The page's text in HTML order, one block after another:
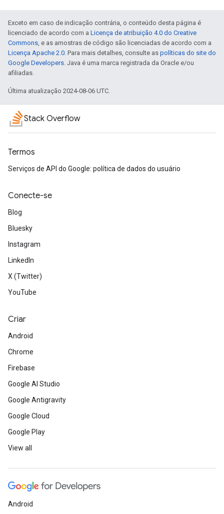
Exceto em caso de indicação contrária, o conteúdo desta página é
licenciado de acordo com a Licença de atribuição 4.0 do Creative
Commons, e as amostras de código são licenciadas de acordo com a
Licença Apache 2.0. Para mais detalhes, consulte as políticas do site do
Google Developers. Java é uma marca registrada da Oracle e/ou
afiliadas.
Última atualização 2024-08-06 UTC.
Stack Overflow
Termos
Serviços de API do Google: política de dados do usuário
Conecte-se
Blog
Bluesky
Instagram
LinkedIn
X (Twitter)
YouTube
Criar
Android
Chrome
Firebase
Google AI Studio
Google Antigravity
Google Cloud
Google Play
View all
Android